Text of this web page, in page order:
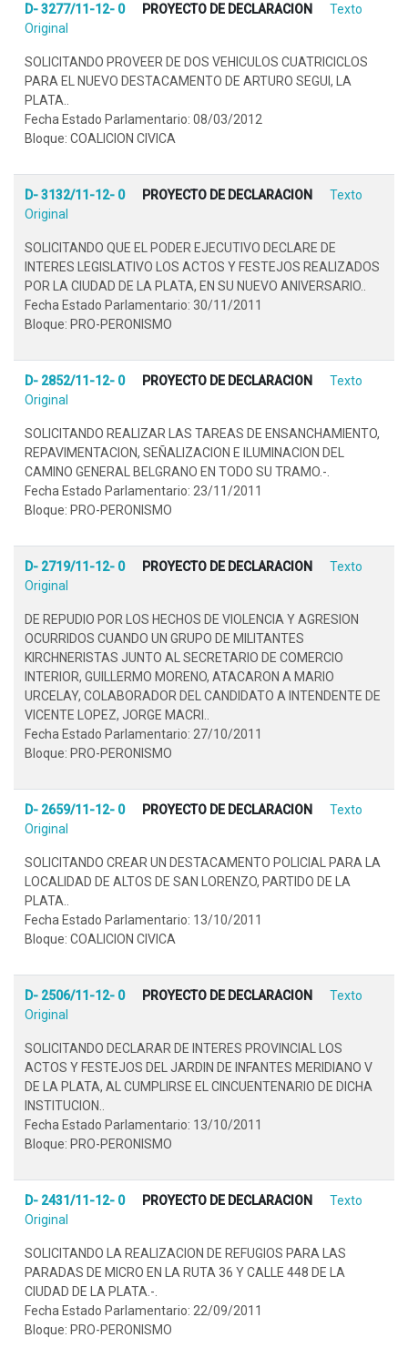
D- 3277/11-12- 0 PROYECTO DE DECLARACION
Texto
Original
SOLICITANDO PROVEER DE DOS VEHICULOS CUATRICICLOS
PARA EL NUEVO DESTACAMENTO DE ARTURO SEGUI, LA
PLATA..
Fecha Estado Parlamentario: 08/03/2012
Bloque: COALICION CIVICA
D- 3132/11-12- 0 PROYECTO DE DECLARACION
Texto
Original
SOLICITANDO QUE EL PODER EJECUTIVO DECLARE DE
INTERES LEGISLATIVO LOS ACTOS Y FESTEJOS REALIZADOS
POR LA CIUDAD DE LA PLATA, EN SU NUEVO ANIVERSARIO..
Fecha Estado Parlamentario: 30/11/2011
Bloque: PRO-PERONISMO
D- 2852/11-12- 0 PROYECTO DE DECLARACION
Texto
Original
SOLICITANDO REALIZAR LAS TAREAS DE ENSANCHAMIENTO,
REPAVIMENTACION, SEÑALIZACION E ILUMINACION DEL
CAMINO GENERAL BELGRANO EN TODO SU TRAMO.-.
Fecha Estado Parlamentario: 23/11/2011
Bloque: PRO-PERONISMO
D- 2719/11-12- 0 PROYECTO DE DECLARACION
Texto
Original
DE REPUDIO POR LOS HECHOS DE VIOLENCIA Y AGRESION
OCURRIDOS CUANDO UN GRUPO DE MILITANTES
KIRCHNERISTAS JUNTO AL SECRETARIO DE COMERCIO
INTERIOR, GUILLERMO MORENO, ATACARON A MARIO
URCELAY, COLABORADOR DEL CANDIDATO A INTENDENTE DE
VICENTE LOPEZ, JORGE MACRI..
Fecha Estado Parlamentario: 27/10/2011
Bloque: PRO-PERONISMO
D- 2659/11-12- 0 PROYECTO DE DECLARACION
Texto
Original
SOLICITANDO CREAR UN DESTACAMENTO POLICIAL PARA LA
LOCALIDAD DE ALTOS DE SAN LORENZO, PARTIDO DE LA
PLATA..
Fecha Estado Parlamentario: 13/10/2011
Bloque: COALICION CIVICA
D- 2506/11-12- 0 PROYECTO DE DECLARACION
Texto
Original
SOLICITANDO DECLARAR DE INTERES PROVINCIAL LOS
ACTOS Y FESTEJOS DEL JARDIN DE INFANTES MERIDIANO V
DE LA PLATA, AL CUMPLIRSE EL CINCUENTENARIO DE DICHA
INSTITUCION..
Fecha Estado Parlamentario: 13/10/2011
Bloque: PRO-PERONISMO
D- 2431/11-12- 0 PROYECTO DE DECLARACION
Texto
Original
SOLICITANDO LA REALIZACION DE REFUGIOS PARA LAS
PARADAS DE MICRO EN LA RUTA 36 Y CALLE 448 DE LA
CIUDAD DE LA PLATA.-.
Fecha Estado Parlamentario: 22/09/2011
Bloque: PRO-PERONISMO